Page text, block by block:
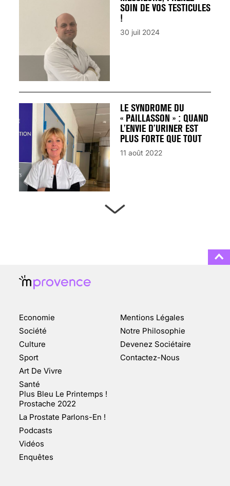
SOIN DE VOS TESTICULES
!
30 juil 2024
LE SYNDROME DU
« PAILLASSON » : QUAND
L’ENVIE D’URINER EST
PLUS FORTE QUE TOUT
11 août 2022
CHANGEMENT DE SEXE :
DES DEMANDES
TOUJOURS PLUS
NOMBREUSES
Economie
Société
Culture
Sport
Art De Vivre
Santé
Plus Bleu Le Printemps !
Prostache 2022
La Prostate Parlons-En !
Podcasts
Vidéos
Enquêtes
Mentions Légales
Notre Philosophie
Devenez Sociétaire
Contactez-Nous